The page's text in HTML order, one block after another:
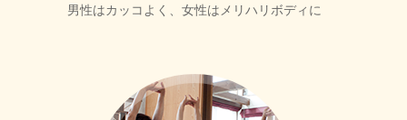
男性はカッコよく、女性はメリハリボディに